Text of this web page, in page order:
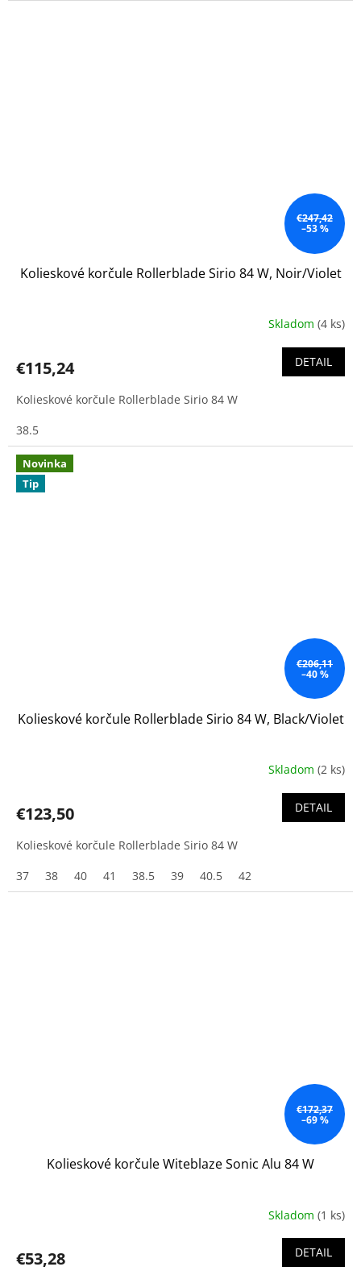
€247,42
–53 %
Kolieskové korčule Rollerblade Sirio 84 W, Noir/Violet
Skladom (4 ks)
€115,24 DETAIL
Kolieskové korčule Rollerblade Sirio 84 W
38.5
Novinka
Tip
€206,11
–40 %
Kolieskové korčule Rollerblade Sirio 84 W, Black/Violet
Skladom (2 ks)
€123,50 DETAIL
Kolieskové korčule Rollerblade Sirio 84 W
37
38 40 41 38.5 39 40.5 42
€172,37
–69 %
Kolieskové korčule Witeblaze Sonic Alu 84 W
Skladom (1 ks)
€53,28 DETAIL